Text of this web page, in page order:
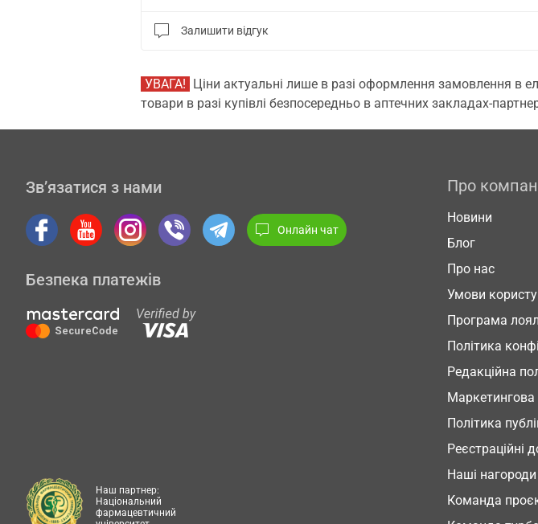
Залишити відгук
УВАГА! Ціни актуальні лише в разі оформлення замовлення в
товари в разі купівлі безпосередньо в аптечних закладах-
Зв’язатися з нами
Онлайн чат
Безпека платежів
Про
Новини
Блог
Про нас
Умови
Програма
Політика
Редакційна
Маркетингова
Політика
Реєстраційні
Наші нагороди
Команда
Наш партнер:
Національний
фармацевтичний